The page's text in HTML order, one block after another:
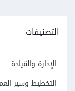
التصنيفات
الإدارة والقيادة
التخطيط وسير